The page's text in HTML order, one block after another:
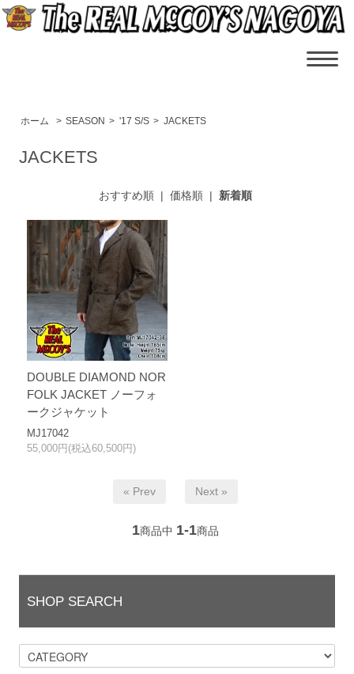
ホーム > SEASON > '17 S/S > JACKETS
JACKETS
おすすめ順| 価格順| 新着順
DOUBLE DIAMOND NOR
FOLK JACKET ノーフォ
ークジャケット
MJ17042
55,000円(税込60,500円)
« Prev Next »
1商品中 1-1商品
SHOP SEARCH